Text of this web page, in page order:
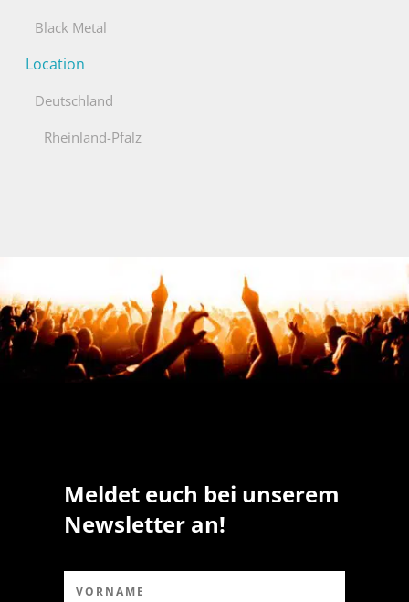
Black Metal
Location
Deutschland
Rheinland-Pfalz
Meldet euch bei unserem
Newsletter an!